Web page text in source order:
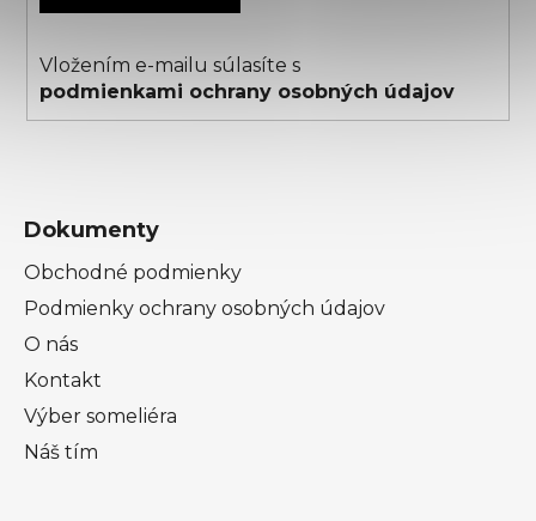
Vložením e-mailu súlasíte s
podmienkami ochrany osobných údajov
Dokumenty
Obchodné podmienky
Podmienky ochrany osobných údajov
O nás
Kontakt
Výber someliéra
Náš tím